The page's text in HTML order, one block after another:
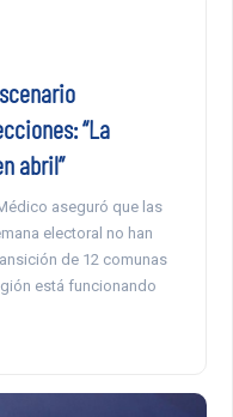
“La
abril”
aseguró que las
electoral no han
de 12 comunas
está funcionando